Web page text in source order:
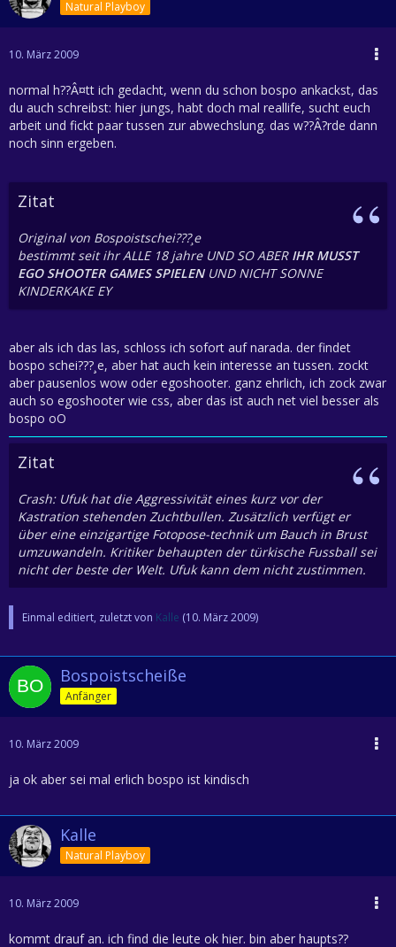
Natural Playboy
10. März 2009
normal h??Â¤tt ich gedacht, wenn du schon bospo ankackst, das
du auch schreibst: hier jungs, habt doch mal reallife, sucht euch
arbeit und fickt paar tussen zur abwechslung. das w??Â?rde dann
noch sinn ergeben.
Zitat
Original von Bospoistschei???¸e
bestimmt seit ihr ALLE 18 jahre UND SO ABER IHR MUSST
EGO SHOOTER GAMES SPIELENUND NICHT SONNE
KINDERKAKE EY
aber als ich das las, schloss ich sofort auf narada. der findet
bospo schei???¸e, aber hat auch kein interesse an tussen. zockt
aber pausenlos wow oder egoshooter. ganz ehrlich, ich zock zwar
auch so egoshooter wie css, aber das ist auch net viel besser als
bospo oO
Zitat
Crash: Ufuk hat die Aggressivität eines kurz vor der
Kastration stehenden Zuchtbullen. Zusätzlich verfügt er
über eine einzigartige Fotopose-technik um Bauch in Brust
umzuwandeln. Kritiker behaupten der türkische Fussball sei
nicht der beste der Welt. Ufuk kann dem nicht zustimmen.
Einmal editiert, zuletzt von Kalle (10. März 2009)
Bospoistscheiße
Anfänger
10. März 2009
ja ok aber sei mal erlich bospo ist kindisch
Kalle
Natural Playboy
10. März 2009
kommt drauf an. ich find die leute ok hier. bin aber haupts??